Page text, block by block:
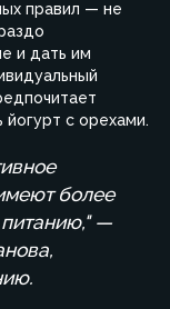
правил — не
и дать им
с орехами.
более
—